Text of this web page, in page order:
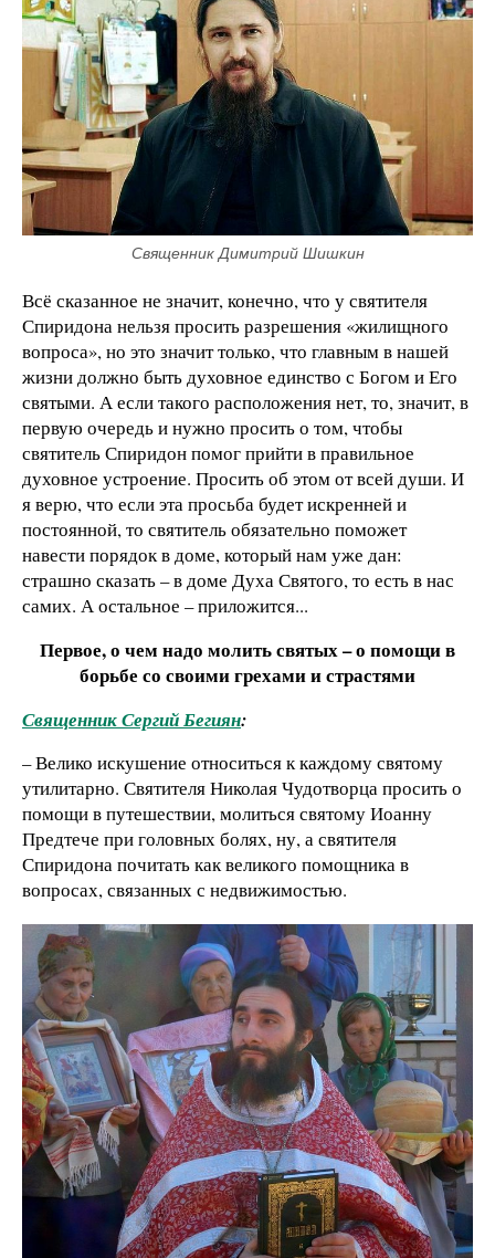
Священник Димитрий Шишкин
Всё сказанное не значит, конечно, что у святителя
Спиридона нельзя просить разрешения «жилищного
вопроса», но это значит только, что главным в нашей
жизни должно быть духовное единство с Богом и Его
святыми. А если такого расположения нет, то, значит, в
первую очередь и нужно просить о том, чтобы
святитель Спиридон помог прийти в правильное
духовное устроение. Просить об этом от всей души. И
я верю, что если эта просьба будет искренней и
постоянной, то святитель обязательно поможет
навести порядок в доме, который нам уже дан:
страшно сказать – в доме Духа Святого, то есть в нас
самих. А остальное – приложится...
Первое, о чем надо молить святых – о помощи в
борьбе со своими грехами и страстями
Священник Сергий Бегиян:
– Велико искушение относиться к каждому святому
утилитарно. Святителя Николая Чудотворца просить о
помощи в путешествии, молиться святому Иоанну
Предтече при головных болях, ну, а святителя
Спиридона почитать как великого помощника в
вопросах, связанных с недвижимостью.